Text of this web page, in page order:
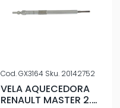
Cod.GX3164 Sku. 20142752
VELA AQUECEDORA
RENAULT MASTER 2.3